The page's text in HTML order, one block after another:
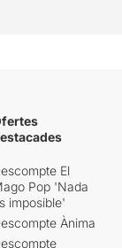
El
Pop 'Nada
imposible'
Ànima